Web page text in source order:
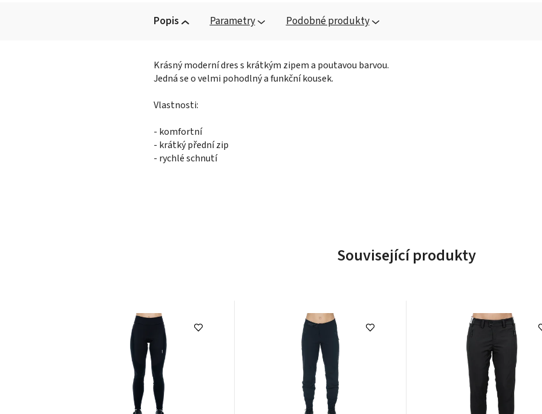
Popis Parametry Podobné produkty
Krásný moderní dres s krátkým zipem a poutavou barvou.
Jedná se o velmi pohodlný a funkční kousek.
Vlastnosti:
- komfortní
- krátký přední zip
- rychlé schnutí
Související produkty